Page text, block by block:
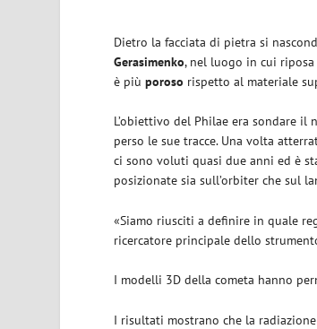
Dietro la facciata di pietra si
Gerasimenko, nel luogo in cui
è piùporoso rispetto al materiale
L’obiettivo del Philae era sondare il
perso le sue tracce. Una volta
ci sono voluti quasi due anni ed è
posizionate sia sull’orbiter che sul
«Siamo riusciti a definire in quale
ricercatore principale dello
I modelli 3D della cometa hanno
I risultati mostrano che la